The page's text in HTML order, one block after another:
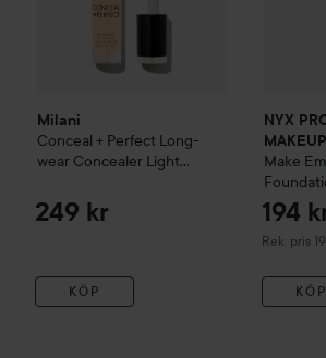
Milani
Conceal + Perfect Long-
wear Concealer Light
249 kr
KÖP
NYX
MAKEUP
Make
194
Rek. pris
KÖP